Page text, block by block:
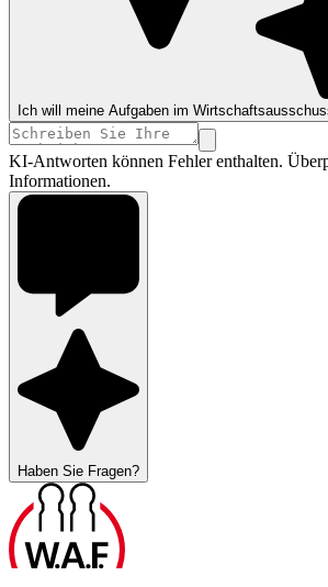
Ich will meine Aufgaben im
KI-Antworten können Fehler enthalten.
Informationen.
Haben Sie Fragen?